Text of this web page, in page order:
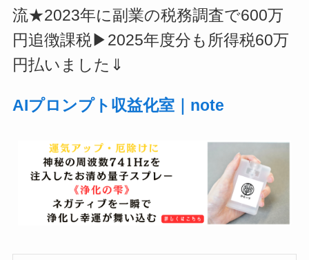
流★2023年に副業の税務調査で600万
円追徴課税▶2025年度分も所得税60万
円払いました⇓
AIプロンプト収益化室｜note